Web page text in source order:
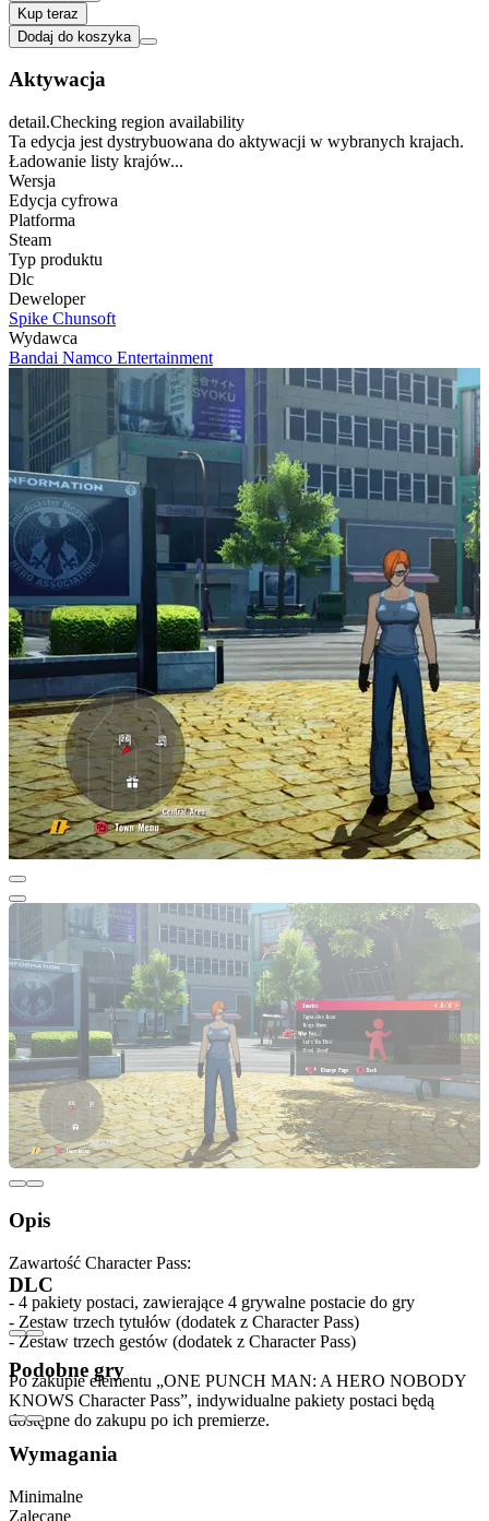
Kup teraz
Dodaj do koszyka
Aktywacja
detail.Checking region availability
Ta edycja jest dystrybuowana do aktywacji w wybranych krajach.
Ładowanie listy krajów...
Wersja
Edycja cyfrowa
Platforma
Steam
Typ produktu
Dlc
Deweloper
Spike Chunsoft
Wydawca
Bandai Namco Entertainment
Opis
Zawartość Character Pass:
- 4 pakiety postaci, zawierające 4 grywalne postacie do gry
- Zestaw trzech tytułów (dodatek z Character Pass)
- Zestaw trzech gestów (dodatek z Character Pass)
Po zakupie elementu „ONE PUNCH MAN: A HERO NOBODY
KNOWS Character Pass”, indywidualne pakiety postaci będą
dostępne do zakupu po ich premierze.
DLC
Podobne gry
Wymagania
Minimalne
Zalecane